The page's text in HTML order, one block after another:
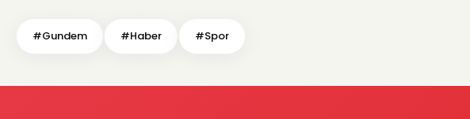
#Gundem #Haber #Spor